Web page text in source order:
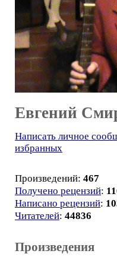
Евгений
Написать личное
избранных
Произведений: 467
Получено рецензий:
Написано рецензий:
Читателей: 44836
Произведения